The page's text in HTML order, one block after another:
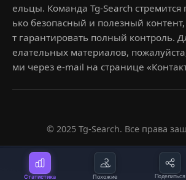
Статистика Похожие Поделиться
ельцы. Команда Tg-Search стремится
ько безопасный и полезный
т гарантировать полный контроль.
елательных материалов,
ми через e-mail на странице
© 2025 Tg-Search. Все права